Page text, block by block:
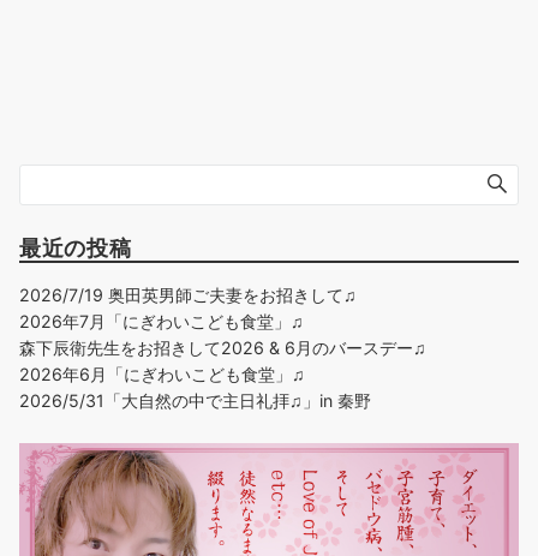
最近の投稿
2026/7/19 奥田英男師ご夫妻をお招きして♫
2026年7月「にぎわいこども食堂」♫
森下辰衛先生をお招きして2026 & 6月のバースデー♫
2026年6月「にぎわいこども食堂」♫
2026/5/31「大自然の中で主日礼拝♫」in 秦野